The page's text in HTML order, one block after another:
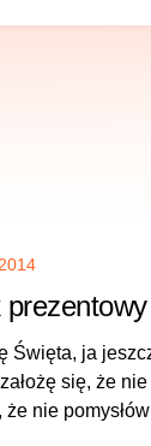
Święta, ja
się, że
że nie